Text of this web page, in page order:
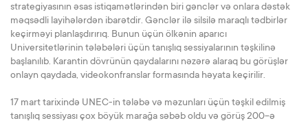
strategiyasının əsas istiqamətlərindən biri gənclər və onlara dəstək
məqsədli layihələrdən ibarətdir. Gənclər ilə silsilə maraqlı tədbirlər
keçirməyi planlaşdırırıq. Bunun üçün ölkənin aparıcı
Universitetlərinin tələbələri üçün tanışlıq sessiyalarının təşkilinə
başlanılıb. Karantin dövrünün qaydalarını nəzərə alaraq bu görüşlər
onlayn qaydada, videokonfranslar formasında həyata keçirilir.
17 mart tarixində UNEC-in tələbə və məzunları üçün təşkil edilmiş
tanışlıq sessiyası çox böyük marağa səbəb oldu və görüş 200-ə